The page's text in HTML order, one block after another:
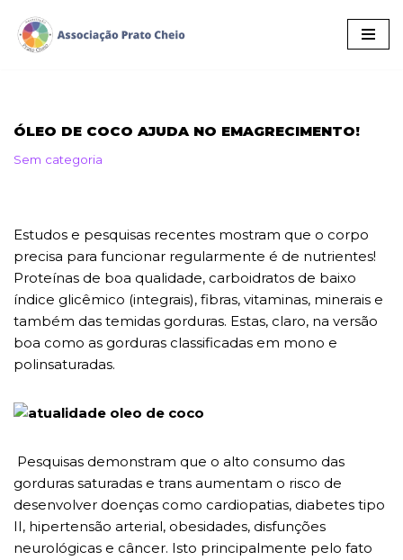
Pular
ÓLEO DE COCO AJUDA NO EMAGRECIMENTO!
Sem categoria
Estudos e pesquisas recentes mostram que o corpo
precisa para funcionar regularmente é de nutrientes!
Proteínas de boa qualidade, carboidratos de baixo
índice glicêmico (integrais), fibras, vitaminas, minerais e
também das temidas gorduras. Estas, claro, na versão
boa como as gorduras classificadas em mono e
polinsaturadas.
Pesquisas demonstram que o alto consumo das
gorduras saturadas e trans aumentam o risco de
desenvolver doenças como cardiopatias, diabetes tipo
II, hipertensão arterial, obesidades, disfunções
neurológicas e câncer. Isto principalmente pelo fato